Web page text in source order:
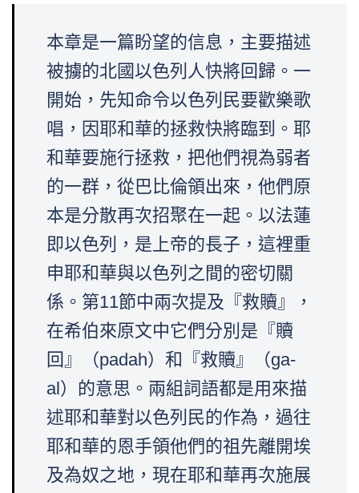
本章是一篇盼望的信息，主要描述
被擄的北國以色列人快將回歸。一
開始，先知命令以色列民要歡樂歌
唱，因耶和華的拯救快將臨到。耶
和華要施行拯救，把他們視為弱者
的一群，從巴比倫領出來，他們原
本是分散再次招聚在一起。以法蓮
即以色列，是上帝的長子，這裡重
申耶和華與以色列之間的密切關
係。第11節中兩次提及『救贖』，
在希伯來原文中它們分別是『贖
回』（padah）和『救贖』（ga-
al）的意思。兩組詞語都是用來描
述耶和華對以色列民的作為，過往
耶和華的恩手領他們的祖先離開埃
及為奴之地，現在耶和華再次施展